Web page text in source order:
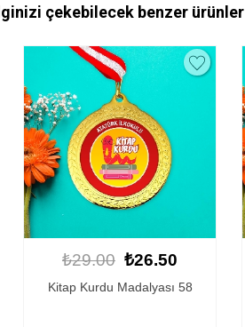
çekebilecek benzer ürünler
₺29.00 ₺26.50
Kitap Kurdu Madalyası 58